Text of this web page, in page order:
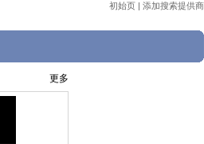
初始页 | 添加搜索提供商
更多